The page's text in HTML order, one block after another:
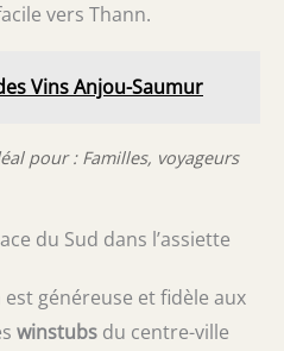
vers Thann.
Vins Anjou-Saumur
pour : Familles, voyageurs
du Sud dans l’assiette
généreuse et fidèle aux
winstubs du centre-ville